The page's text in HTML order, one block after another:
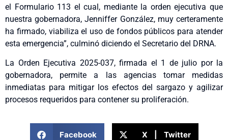
el Formulario 113 el cual, mediante la orden ejecutiva que
nuestra gobernadora, Jenniffer González, muy certeramente
ha firmado, viabiliza el uso de fondos públicos para atender
esta emergencia”, culminó diciendo el Secretario del DRNA.
La Orden Ejecutiva 2025-037, firmada el 1 de julio por la
gobernadora, permite a las agencias tomar medidas
inmediatas para mitigar los efectos del sargazo y agilizar
procesos requeridos para contener su proliferación.
Facebook X | Twitter